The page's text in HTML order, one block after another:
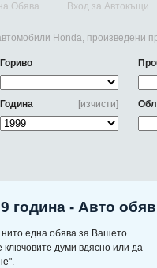
Обява Вход за Автокъщи
Honda, произведени
Гориво
[изчисти]
Година
година - Авто
една обява за Вашето
думи вдясно или да